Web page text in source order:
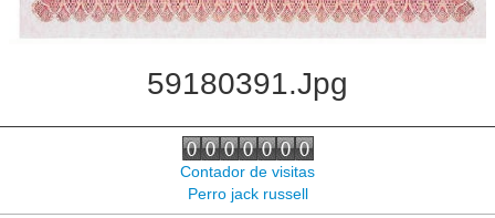
59180391.jpg
Contador de visitas
Perro jack russell